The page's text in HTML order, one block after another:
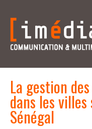
La gestion
dans les
Sénégal